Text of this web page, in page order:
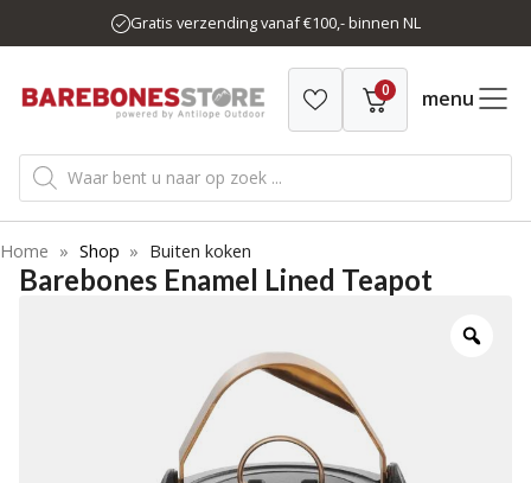
naar
inhoud
Gratis verzending vanaf €100,- binnen NL
0 menu
Producten
zoeken
Home » Shop » Buiten koken
Barebones Enamel Lined Teapot